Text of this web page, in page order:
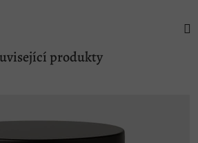
produkty